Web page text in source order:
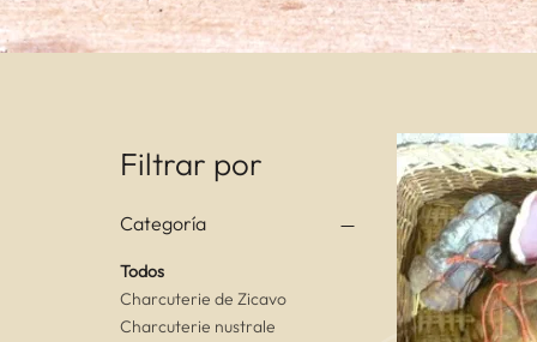
Filtrar por
Categoría
Todos
Charcuterie de Zicavo
Charcuterie nustrale